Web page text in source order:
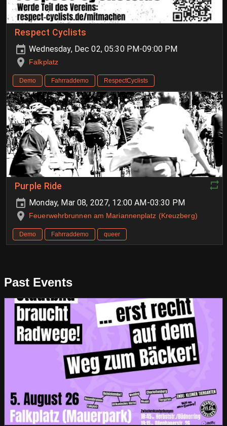
Respect Cyclists
Wednesday, Dec 02, 05:30 PM-09:00 PM
Falkplatz
Demo Fahrraddemo RespectCyclists
Purple Ride
Monday, Mar 08, 2027, 12:00 AM-03:30 PM
Feuerwehrbrunnen am Mariannenplatz (Kreuzberg)
Demo Fahrraddemo queer
Past Events